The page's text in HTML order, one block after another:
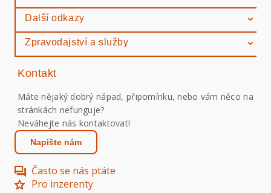
Další odkazy
Zpravodajství a služby
Kontakt
Máte nějaký dobrý nápad, připomínku, nebo vám něco na
stránkách nefunguje?
Neváhejte nás kontaktovat!
Napište nám
Často se nás ptáte
Pro inzerenty